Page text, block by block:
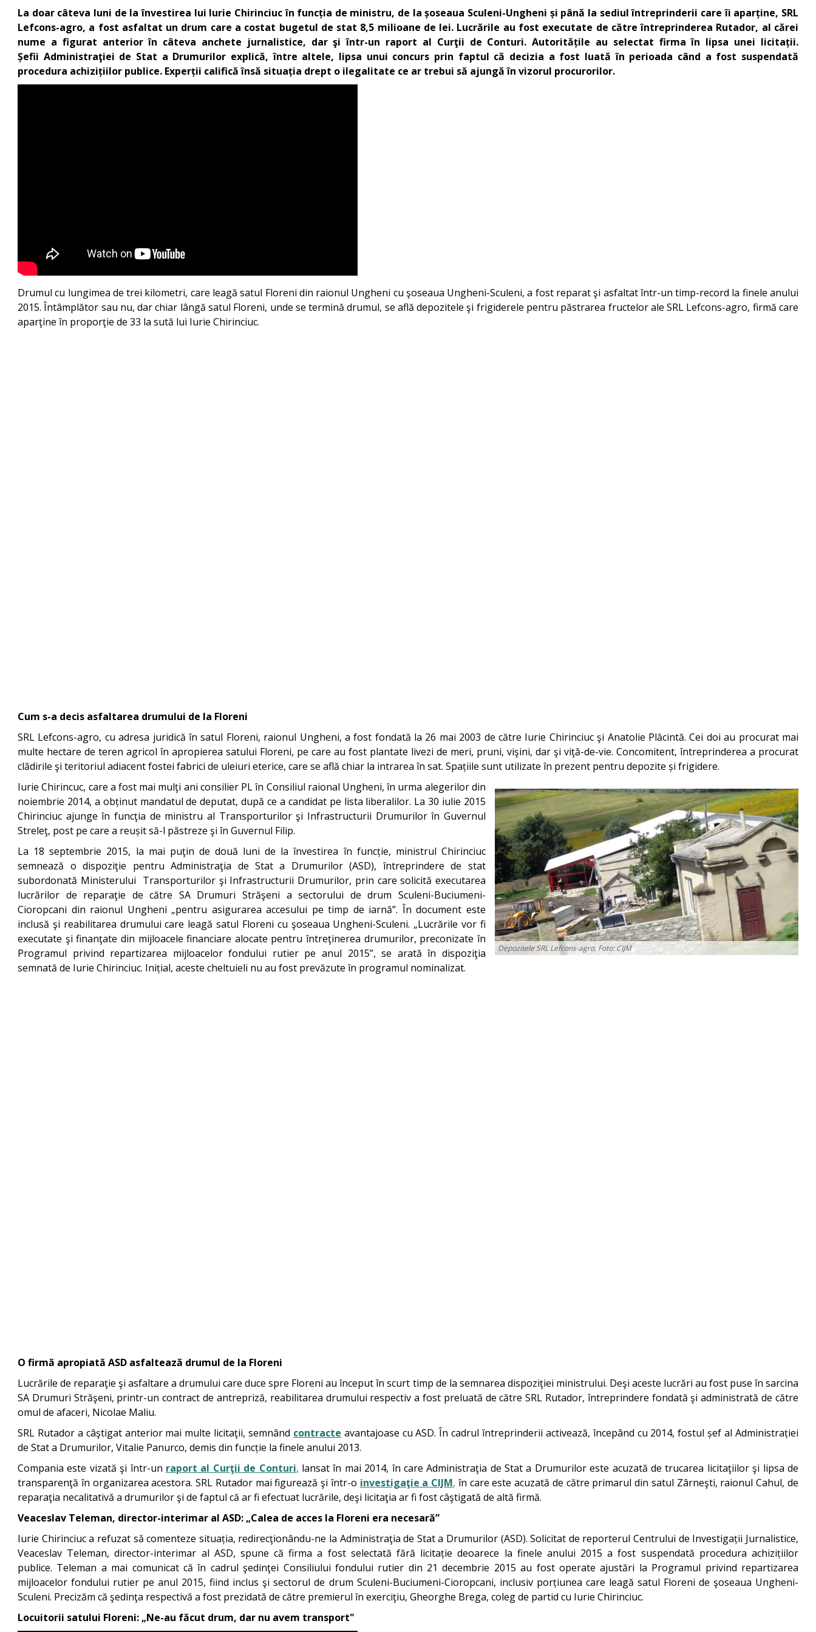
La doar câteva luni de la învestirea lui Iurie Chirinciuc în funcția de ministru, de la șoseaua Sculeni-Ungheni și până la sediul întreprinderii care îi aparține, SRL
Lefcons-agro, a fost asfaltat un drum care a costat bugetul de stat 8,5 milioane de lei. Lucrările au fost executate de către întreprinderea Rutador, al cărei
nume a figurat anterior în câteva anchete jurnalistice, dar şi într-un raport al Curţii de Conturi. Autoritățile au selectat firma în lipsa unei licitații.
Șefii Administraţiei de Stat a Drumurilor explică, între altele, lipsa unui concurs prin faptul că decizia a fost luată în perioada când a fost suspendată
procedura achizițiilor publice. Experții califică însă situația drept o ilegalitate ce ar trebui să ajungă în vizorul procurorilor.
Drumul cu lungimea de trei kilometri, care leagă satul Floreni din raionul Ungheni cu şoseaua Ungheni-Sculeni, a fost reparat şi asfaltat într-un timp-record la finele anului
2015. Întâmplător sau nu, dar chiar lângă satul Floreni, unde se termină drumul, se află depozitele şi frigiderele pentru păstrarea fructelor ale SRL Lefcons-agro, firmă care
aparţine în proporţie de 33 la sută lui Iurie Chirinciuc.
Cum s-a decis asfaltarea drumului de la Floreni
SRL Lefcons-agro, cu adresa juridică în satul Floreni, raionul Ungheni, a fost fondată la 26 mai 2003 de către Iurie Chirinciuc şi Anatolie Plăcintă. Cei doi au procurat mai
multe hectare de teren agricol în apropierea satului Floreni, pe care au fost plantate livezi de meri, pruni, vişini, dar şi viţă-de-vie. Concomitent, întreprinderea a procurat
clădirile şi teritoriul adiacent fostei fabrici de uleiuri eterice, care se află chiar la intrarea în sat. Spațiile sunt utilizate în prezent pentru depozite și frigidere.
Depozitele SRL Lefcons-agro, Foto: CIJM
Iurie Chirincuc, care a fost mai mulţi ani consilier PL în Consiliul raional Ungheni, în urma alegerilor din
noiembrie 2014, a obținut mandatul de deputat, după ce a candidat pe lista liberalilor. La 30 iulie 2015
Chirinciuc ajunge în funcţia de ministru al Transporturilor şi Infrastructurii Drumurilor în Guvernul
Streleţ, post pe care a reușit să-l păstreze şi în Guvernul Filip.
La 18 septembrie 2015, la mai puţin de două luni de la învestirea în funcție, ministrul Chirinciuc
semnează o dispoziţie pentru Administraţia de Stat a Drumurilor (ASD), întreprindere de stat
subordonată Ministerului Transporturilor şi Infrastructurii Drumurilor, prin care solicită executarea
lucrărilor de reparaţie de către SA Drumuri Străşeni a sectorului de drum Sculeni-Buciumeni-
Cioropcani din raionul Ungheni „pentru asigurarea accesului pe timp de iarnă”. În document este
inclusă şi reabilitarea drumului care leagă satul Floreni cu şoseaua Ungheni-Sculeni. „Lucrările vor fi
executate şi finanţate din mijloacele financiare alocate pentru întreţinerea drumurilor, preconizate în
Programul privind repartizarea mijloacelor fondului rutier pe anul 2015”, se arată în dispoziţia
semnată de Iurie Chirinciuc. Inițial, aceste cheltuieli nu au fost prevăzute în programul nominalizat.
O firmă apropiată ASD asfaltează drumul de la Floreni
Lucrările de reparaţie şi asfaltare a drumului care duce spre Floreni au început în scurt timp de la semnarea dispoziţiei ministrului. Deşi aceste lucrări au fost puse în sarcina
SA Drumuri Străşeni, printr-un contract de antrepriză, reabilitarea drumului respectiv a fost preluată de către SRL Rutador, întreprindere fondată şi administrată de către
omul de afaceri, Nicolae Maliu.
SRL Rutador a câştigat anterior mai multe licitaţii, semnând contracte avantajoase cu ASD. În cadrul întreprinderii activează, începând cu 2014, fostul șef al Administrației
de Stat a Drumurilor, Vitalie Panurco, demis din funcție la finele anului 2013.
Compania este vizată şi într-un raport al Curţii de Conturi, lansat în mai 2014, în care Administraţia de Stat a Drumurilor este acuzată de trucarea licitaţiilor şi lipsa de
transparenţă în organizarea acestora. SRL Rutador mai figurează şi într-o investigaţie a CIJM, în care este acuzată de către primarul din satul Zârneşti, raionul Cahul, de
reparaţia necalitativă a drumurilor şi de faptul că ar fi efectuat lucrările, deşi licitaţia ar fi fost câştigată de altă firmă.
Veaceslav Teleman, director-interimar al ASD: „Calea de acces la Floreni era necesară”
Iurie Chirinciuc a refuzat să comenteze situația, redirecţionându-ne la Administraţia de Stat a Drumurilor (ASD). Solicitat de reporterul Centrului de Investigații Jurnalistice,
Veaceslav Teleman, director-interimar al ASD, spune că firma a fost selectată fără licitație deoarece la finele anului 2015 a fost suspendată procedura achizițiilor
publice. Teleman a mai comunicat că în cadrul şedinţei Consiliului fondului rutier din 21 decembrie 2015 au fost operate ajustări la Programul privind repartizarea
mijloacelor fondului rutier pe anul 2015, fiind inclus şi sectorul de drum Sculeni-Buciumeni-Cioropcani, inclusiv porțiunea care leagă satul Floreni de şoseaua Ungheni-
Sculeni. Precizăm că şedinţa respectivă a fost prezidată de către premierul în exerciţiu, Gheorghe Brega, coleg de partid cu Iurie Chirinciuc.
Locuitorii satului Floreni: „Ne-au făcut drum, dar nu avem transport"